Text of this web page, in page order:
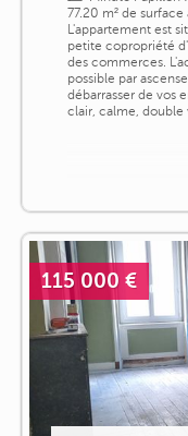
77.20 m² de
L'appartement est
petite copropriété
des commerces.
possible par
débarrasser de vos
clair, calme, double
115 000 €